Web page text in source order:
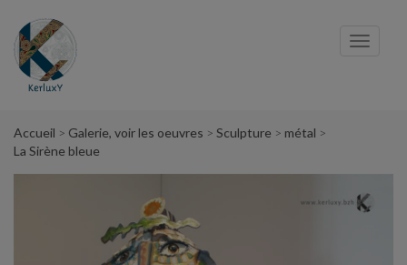
Accueil Galerie, voir les oeuvres Sculpture
métal
La Sirène bleue